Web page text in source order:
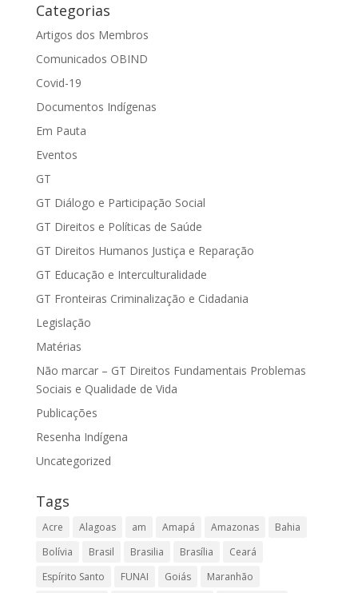
Categorias
Artigos dos Membros
Comunicados OBIND
Covid-19
Documentos Indígenas
Em Pauta
Eventos
GT
GT Diálogo e Participação Social
GT Direitos e Políticas de Saúde
GT Direitos Humanos Justiça e Reparação
GT Educação e Interculturalidade
GT Fronteiras Criminalização e Cidadania
Legislação
Matérias
Não marcar – GT Direitos Fundamentais Problemas
Sociais e Qualidade de Vida
Publicações
Resenha Indígena
Uncategorized
Tags
Acre Alagoas am Amapá Amazonas
Bahia
Bolívia
Brasil Brasilia Brasília
Ceará
Espírito Santo
FUNAI Goiás
Maranhão